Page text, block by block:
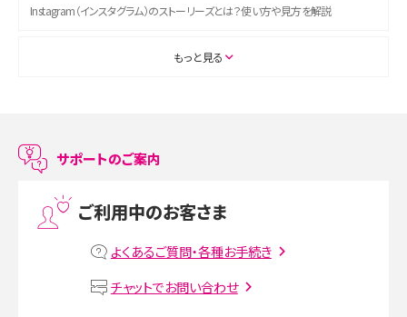
Instagram（インスタグラム）のストーリーズとは？使い方や見方を解説
ASMRとは？初心者向けの代表ジャンルや楽しみ方を解説
LINEで友だちを削除する方法は？方法ごとの影響や復活・復元する方法も解説
プリペイドSIMとは？種類やメリット・デメリット、利用までの流れを解説
VPN接続とは？仕組みや必要性、メリット・デメリット、接続方法を解説
もっと見る
サポートのご案内
ご利用中のお客さま
よくあるご質問・各種お手続き
チャットでお問い合わせ